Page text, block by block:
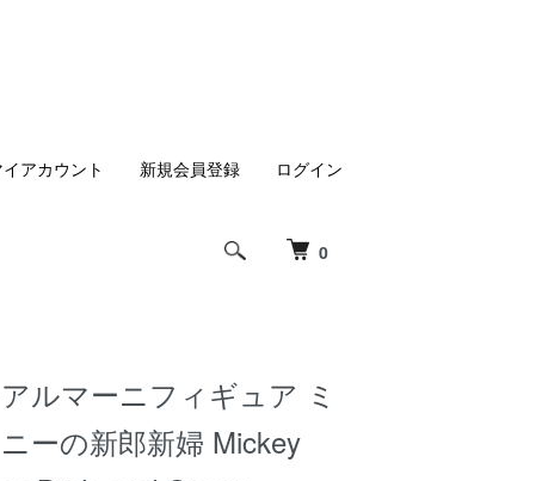
0
イアカウント 新規会員登録 ログイン
ルマーニフィギュア ミ
ーの新郎新婦 Mickey